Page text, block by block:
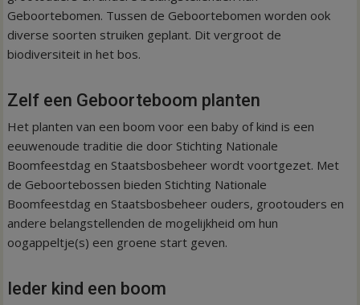
Geboortebomen. Tussen de Geboortebomen worden ook
diverse soorten struiken geplant. Dit vergroot de
biodiversiteit in het bos.
Zelf een Geboorteboom planten
Het planten van een boom voor een baby of kind is een
eeuwenoude traditie die door Stichting Nationale
Boomfeestdag en Staatsbosbeheer wordt voortgezet. Met
de Geboortebossen bieden Stichting Nationale
Boomfeestdag en Staatsbosbeheer ouders, grootouders en
andere belangstellenden de mogelijkheid om hun
oogappeltje(s) een groene start geven.
Ieder kind een boom